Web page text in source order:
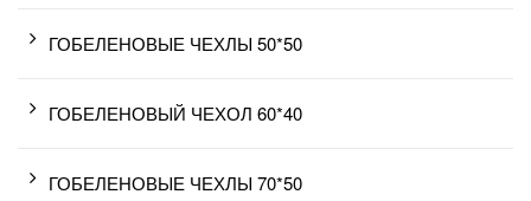
ГОБЕЛЕНОВЫЕ ЧЕХЛЫ 50*50
ГОБЕЛЕНОВЫЙ ЧЕХОЛ 60*40
ГОБЕЛЕНОВЫЕ ЧЕХЛЫ 70*50